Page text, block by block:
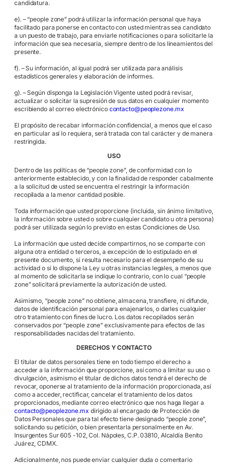
candidatura.
e). – “people zone” podrá utilizar la información personal que haya
facilitado para ponerse en contacto con usted mientras sea candidato
a un puesto de trabajo, para enviarle notificaciones o para solicitarle la
información que sea necesaria, siempre dentro de los lineamientos del
presente.
f). – Su información, al igual podrá ser utilizada para análisis
estadísticos generales y elaboración de informes.
g). – Según disponga la Legislación Vigente usted podrá revisar,
actualizar o solicitar la supresión de sus datos en cualquier momento
escribiendo al correo electrónico contacto@peoplezone.mx
El propósito de recabar información confidencial, a menos que el caso
en particular así lo requiera, será tratada con tal carácter y de manera
restringida.
USO
Dentro de las políticas de “people zone”, de conformidad con lo
anteriormente establecido, y con la finalidad de responder cabalmente
a la solicitud de usted se encuentra el restringir la información
recopilada a la menor cantidad posible.
Toda información que usted proporcione (incluida, sin ánimo limitativo,
la información sobre usted o sobre cualquier candidato u otra persona)
podrá ser utilizada según lo previsto en estas Condiciones de Uso.
La información que usted decide compartirnos, no se comparte con
alguna otra entidad o terceros, a excepción de lo estipulado en el
presente documento, si resulta necesario para el desempeño de su
actividad o si lo dispone la Ley u otras instancias legales, a menos que
al momento de solicitarla se indique lo contrario, con lo cual “people
zone” solicitará previamente la autorización de usted.
Asimismo, “people zone” no obtiene, almacena, transfiere, ni difunde,
datos de identificación personal para enajenarlos, o darles cualquier
otro tratamiento con fines de lucro. Los datos recopilados serán
conservados por “people zone” exclusivamente para efectos de las
responsabilidades nacidas del tratamiento.
DERECHOS Y CONTACTO
El titular de datos personales tiene en todo tiempo el derecho a
acceder a la información que proporcione, así como a limitar su uso o
divulgación, asimismo el titular de dichos datos tendrá el derecho de
revocar, oponerse al tratamiento de la información proporcionada, así
como a acceder, rectificar, cancelar el tratamiento de los datos
proporcionados, mediante correo electrónico que nos haga llegar a
contacto@peoplezone.mx dirigido al encargado de Protección de
Datos Personales que para tal efecto tiene designado “people zone”,
solicitando su petición, o bien presentarla personalmente en Av.
Insurgentes Sur 605 -102, Col. Nápoles, C.P. 03810, Alcaldía Benito
Juárez, CDMX.
Adicionalmente, nos puede enviar cualquier duda o comentario